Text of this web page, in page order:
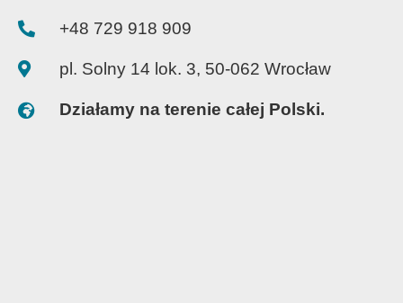
+48 729 918 909
pl. Solny 14 lok. 3, 50-062 Wrocław
Działamy na terenie całej Polski.